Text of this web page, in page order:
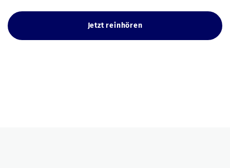
Jetzt reinhören